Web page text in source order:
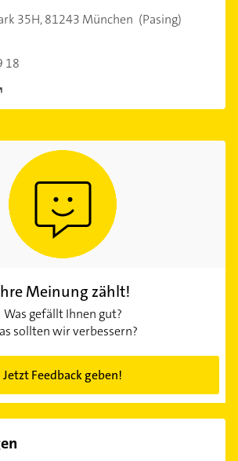
35H,81243 München (Pasing)
18
Meinung zählt!
Was gefällt Ihnen gut?
sollten wir verbessern?
Jetzt Feedback geben!